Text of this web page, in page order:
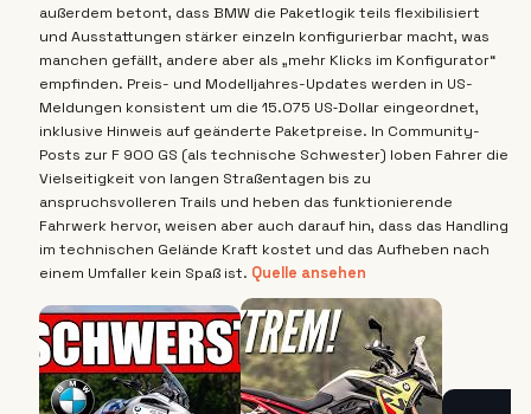
außerdem betont, dass BMW die Paketlogik teils flexibilisiert
und Ausstattungen stärker einzeln konfigurierbar macht, was
manchen gefällt, andere aber als „mehr Klicks im Konfigurator“
empfinden. Preis- und Modelljahres-Updates werden in US-
Meldungen konsistent um die 15.075 US‑Dollar eingeordnet,
inklusive Hinweis auf geänderte Paketpreise. In Community-
Posts zur F 900 GS (als technische Schwester) loben Fahrer die
Vielseitigkeit von langen Straßentagen bis zu
anspruchsvolleren Trails und heben das funktionierende
Fahrwerk hervor, weisen aber auch darauf hin, dass das Handling
im technischen Gelände Kraft kostet und das Aufheben nach
einem Umfaller kein Spaß ist. Quelle ansehen